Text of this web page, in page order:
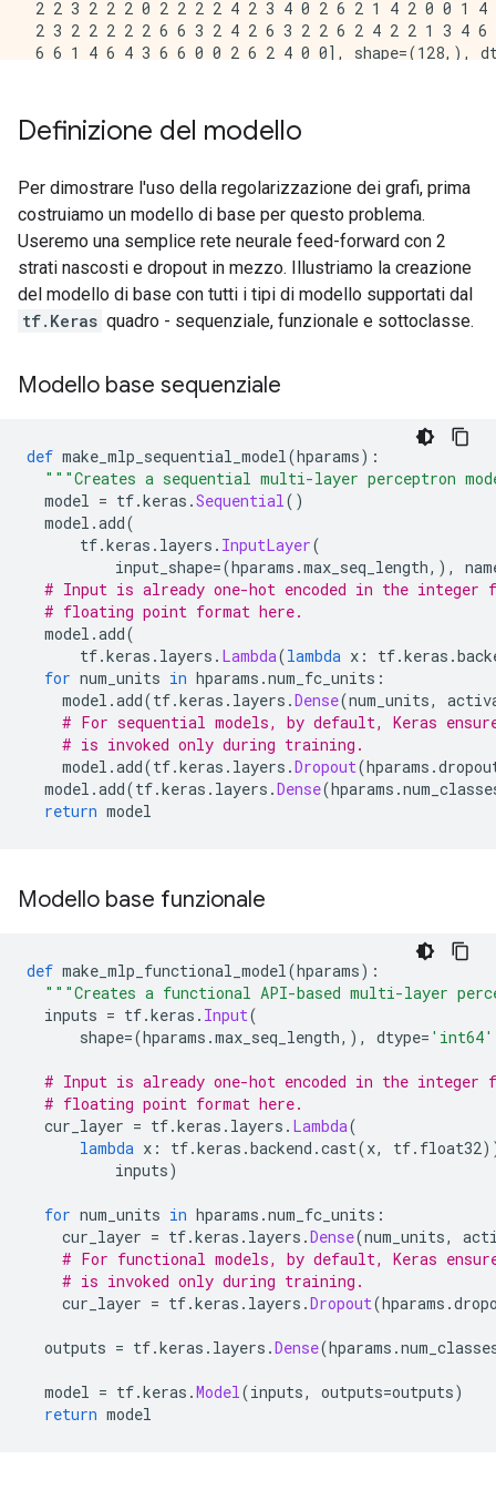
2 2 3 2 2 2 0 2 2 2 2 4 2 3 4 0 2 6 2 1 4 2 0 0 1
2 3 2 2 2 2 2 6 6 3 2 4 2 6 3 2 2 6 2 4 2 2 1 3 4
Definizione del modello
Per dimostrare l'uso della regolarizzazione dei grafi, prima
costruiamo un modello di base per questo problema.
Useremo una semplice rete neurale feed-forward con 2
strati nascosti e dropout in mezzo. Illustriamo la creazione
del modello di base con tutti i tipi di modello supportati dal
tf.Keras quadro - sequenziale, funzionale e sottoclasse.
Modello base sequenziale
def make_mlp_sequential_model(hparams):
"""Creates a sequential multi-layer perceptron
model = tf.keras .Sequential()
model .add(
tf.keras . layers . InputLayer(
input_shape=(hparams .max_seq_length,),
# Input is already one-hot encoded in the integer
# floating point format here.
model .add(
tf.keras . layers . Lambda(lambda x : tf.keras .
for num_units in hparams .num_fc_units :
model .add(tf.keras . layers .Dense(num_units,
# For sequential models, by default, Keras
# is invoked only during training.
model .add(tf.keras . layers .Dropout(hparams .
model .add(tf.keras . layers .Dense(hparams .
return model
Modello base funzionale
def make_mlp_functional_model(hparams):
"""Creates a functional API-based multi-layer
inputs = tf.keras . Input(
shape=(hparams .max_seq_length,), dtype= 'int64'
# Input is already one-hot encoded in the integer
# floating point format here.
cur_layer = tf.keras . layers . Lambda(
lambda x : tf.keras .backend .cast(x, tf. float32
inputs)
for num_units in hparams .num_fc_units :
cur_layer = tf.keras . layers .Dense(num_units,
# For functional models, by default, Keras
# is invoked only during training.
cur_layer = tf.keras . layers .Dropout(hparams .
outputs = tf.keras . layers .Dense(hparams .
model = tf.keras .Model(inputs, outputs=outputs)
return model